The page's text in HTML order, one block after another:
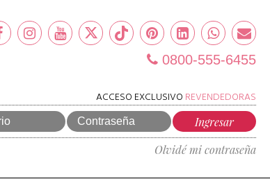
0800-555-6455
ACCESO EXCLUSIVO REVENDEDORAS
Olvidé mi contraseña